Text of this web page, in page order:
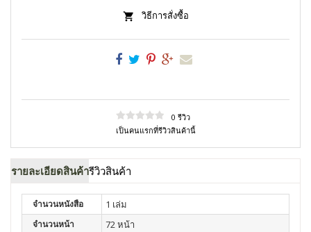
วิธีการสั่งซื้อ
0 รีวิว
เป็นคนแรกที่รีวิวสินค้านี้
รายละเอียดสินค้ารีวิวสินค้า
จำนวนหนังสือ 1 เล่ม
จำนวนหน้า 72 หน้า